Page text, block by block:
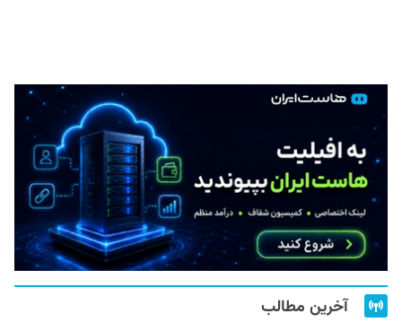
آخرین مطالب